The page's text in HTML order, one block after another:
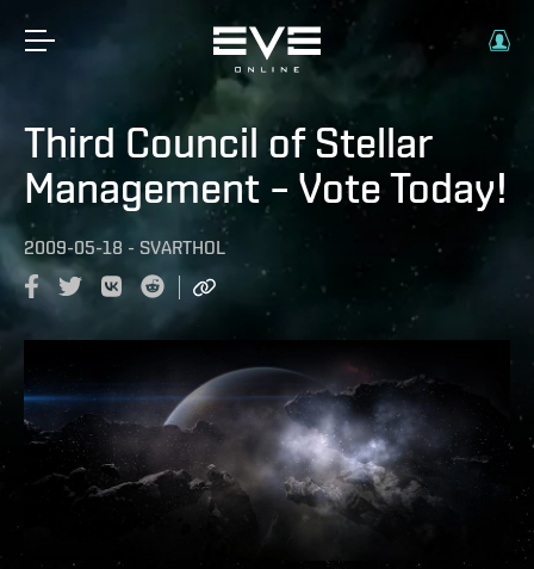
Third Council of Stellar
Management – Vote Today!
2009-05-18 - SVARTHOL